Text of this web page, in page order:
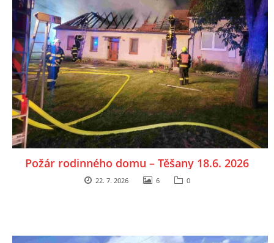
Požár rodinného domu – Těšany 18.6. 2026
22. 7. 2026 6 0